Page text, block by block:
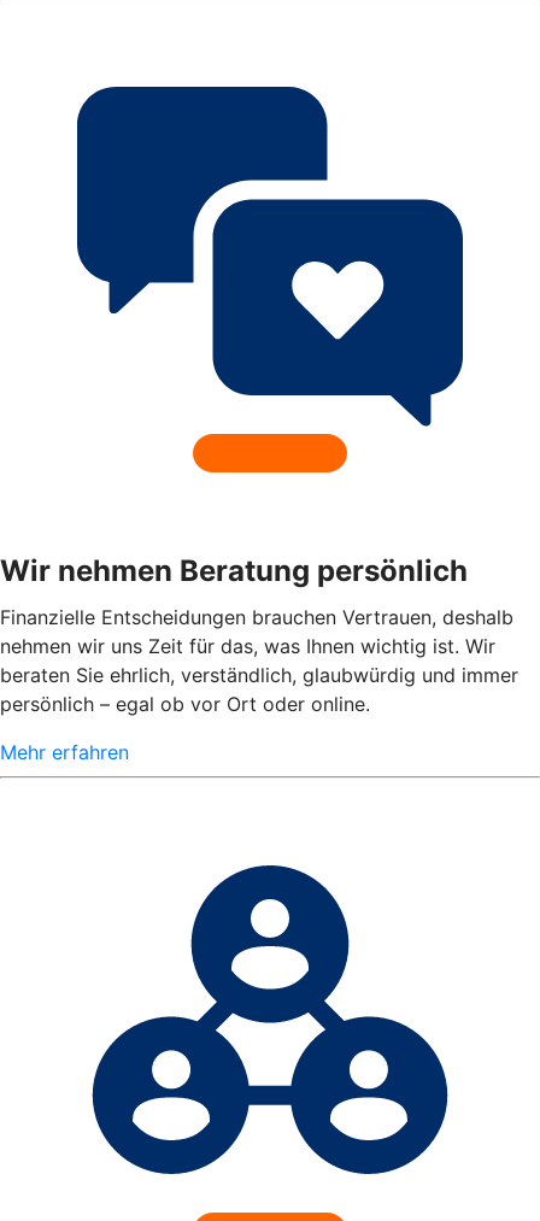
Wir nehmen Beratung persönlich
Finanzielle Entscheidungen brauchen Vertrauen, deshalb
nehmen wir uns Zeit für das, was Ihnen wichtig ist. Wir
beraten Sie ehrlich, verständlich, glaubwürdig und immer
persönlich – egal ob vor Ort oder online.
Mehr erfahren